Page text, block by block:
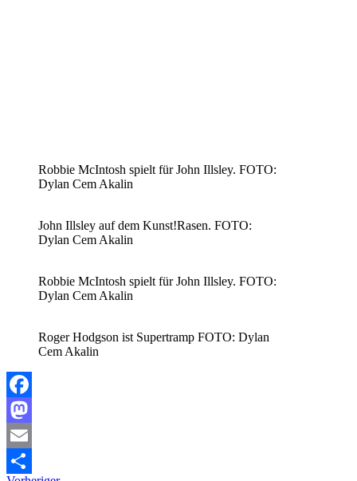
Robbie McIntosh spielt für John Illsley. FOTO:
Dylan Cem Akalin
John Illsley auf dem Kunst!Rasen. FOTO:
Dylan Cem Akalin
Robbie McIntosh spielt für John Illsley. FOTO:
Dylan Cem Akalin
Roger Hodgson ist Supertramp FOTO: Dylan
Cem Akalin
Facebook
Mastodon
Email